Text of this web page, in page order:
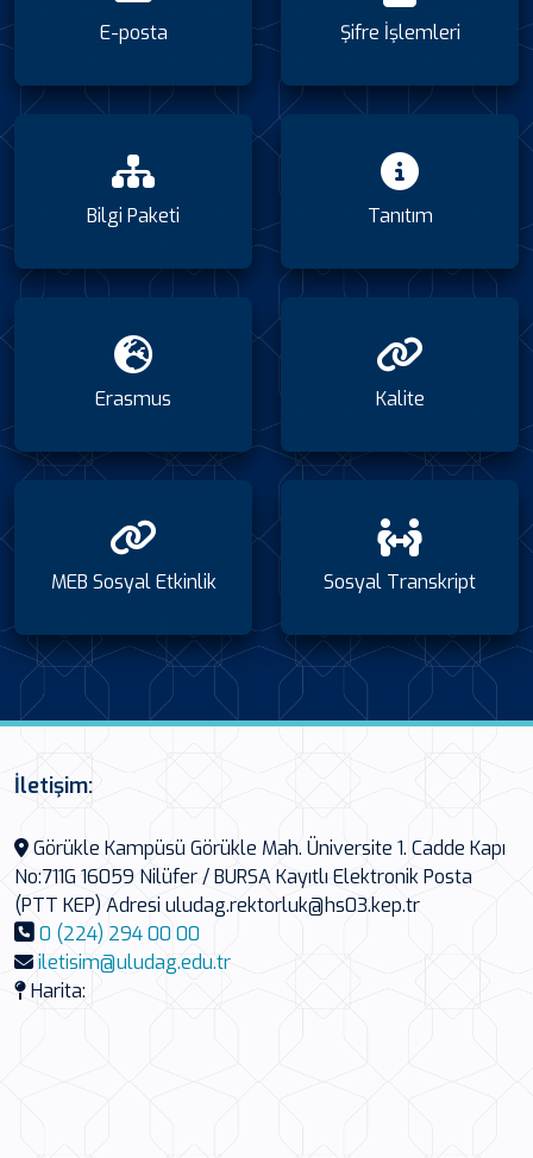
E-posta Şifre İşlemleri
Bilgi Paketi Tanıtım
Erasmus Kalite
MEB Sosyal Etkinlik Sosyal Transkript
İletişim:
Görükle Kampüsü Görükle Mah. Üniversite 1. Cadde Kapı
No:711G 16059 Nilüfer / BURSA Kayıtlı Elektronik Posta
(PTT KEP) Adresi uludag.rektorluk@hs03.kep.tr
0 (224) 294 00 00
iletisim@uludag.edu.tr
Harita: